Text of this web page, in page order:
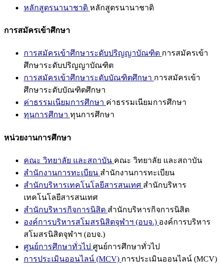
หลักสูตรนานาชาติ หลักสูตรนานาชาติ
การสมัครเข้าศึกษา
การสมัครเข้าศึกษาระดับปริญญาบัณฑิต การสมัครเข้า
ศึกษาระดับปริญญาบัณฑิต
การสมัครเข้าศึกษาระดับบัณฑิตศึกษา การสมัครเข้า
ศึกษาระดับบัณฑิตศึกษา
ค่าธรรมเนียมการศึกษา ค่าธรรมเนียมการศึกษา
ทุนการศึกษา ทุนการศึกษา
หน่วยงานการศึกษา
คณะ วิทยาลัย และสถาบัน คณะ วิทยาลัย และสถาบัน
สำนักงานการทะเบียน สำนักงานการทะเบียน
สำนักบริหารเทคโนโลยีสารสนเทศ สำนักบริหาร
เทคโนโลยีสารสนเทศ
สำนักบริหารกิจการนิสิต สำนักบริหารกิจการนิสิต
องค์การบริหารสโมสรนิสิตจุฬาฯ (อบจ.) องค์การบริหาร
สโมสรนิสิตจุฬาฯ (อบจ.)
ศูนย์การศึกษาทั่วไป ศูนย์การศึกษาทั่วไป
การประเมินออนไลน์ (MCV) การประเมินออนไลน์ (MCV)